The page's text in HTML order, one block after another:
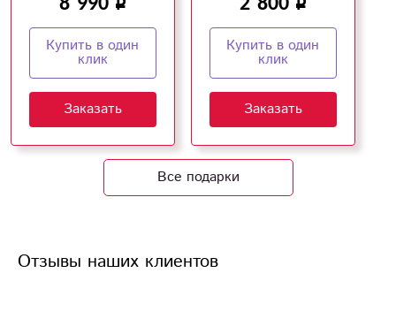
Купить в один
клик
Заказать
Купить в один
клик
Заказать
Все подарки
Отзывы наших клиентов